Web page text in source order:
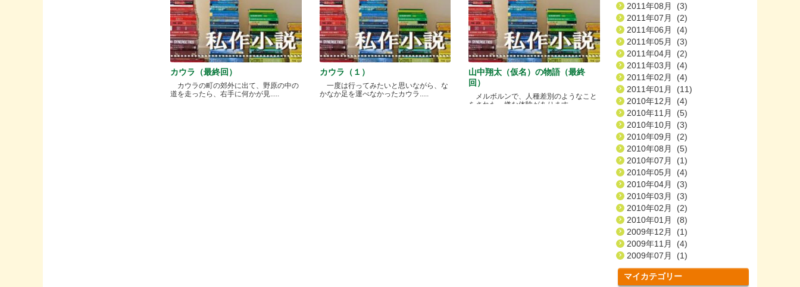
カウラ（最終回）
カウラの町の郊外に出て、野原の中の
道を走ったら、右手に何かが見.....
カウラ（１）
一度は行ってみたいと思いながら、な
かなか足を運べなかったカウラ.....
山中翔太（仮名）の物語（最終
回）
メルボルンで、人種差別のようなこと
をされた、嫌な体験があります.....
2011年08月 (3)
2011年07月 (2)
2011年06月 (4)
2011年05月 (3)
2011年04月 (2)
2011年03月 (4)
2011年02月 (4)
2011年01月 (11)
2010年12月 (4)
2010年11月 (5)
2010年10月 (3)
2010年09月 (2)
2010年08月 (5)
2010年07月 (1)
2010年05月 (4)
2010年04月 (3)
2010年03月 (3)
2010年02月 (2)
2010年01月 (8)
2009年12月 (1)
2009年11月 (4)
2009年07月 (1)
マイカテゴリー